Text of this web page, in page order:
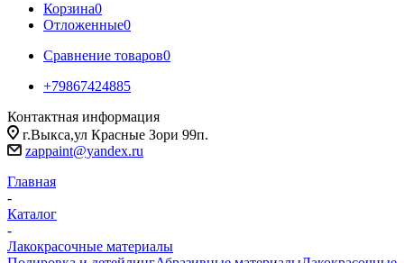
Корзина0
Отложенные0
Сравнение товаров0
+79867424885
Контактная информация
г.Выкса,ул Красные Зори 99п.
zappaint@yandex.ru
Главная
-
Каталог
-
Лакокрасочные материалы